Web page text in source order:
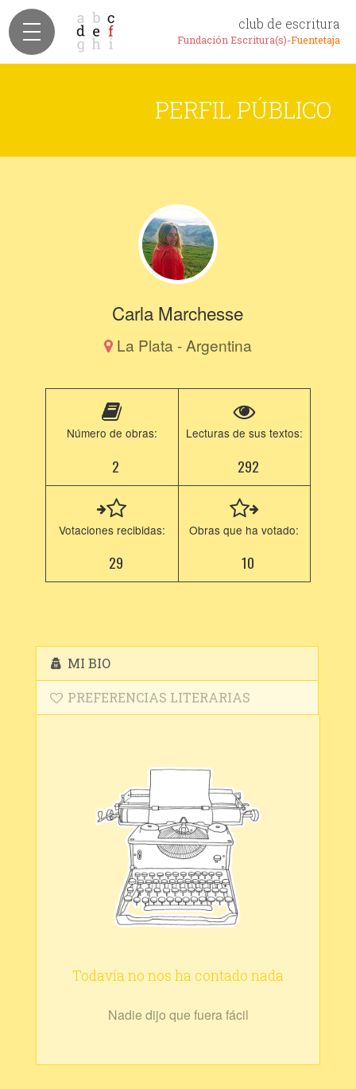
club de escritura
Fundación Escritura(s)-Fuentetaja
PERFIL PÚBLICO
Carla Marchesse
La Plata - Argentina
Número de obras:
2
Lecturas de sus textos:
292
Votaciones recibidas:
29
Obras que ha votado:
10
MI BIO
PREFERENCIAS LITERARIAS
Todavía no nos ha contado nada
Nadie dijo que fuera fácil